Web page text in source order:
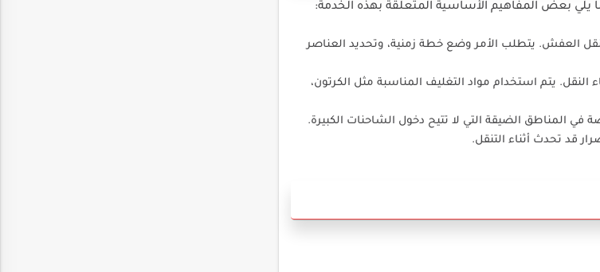
بعض المفاهيم الأساسية المتعلقة بهذه الخدمة:
نقل العفش. يتطلب الأمر وضع خطة زمنية، وتحديد العناصر
النقل. يتم استخدام مواد التغليف المناسبة مثل الكرتون،
في المناطق الضيقة التي لا تتيح دخول الشاحنات الكبيرة.
قد تحدث أثناء التنقل.